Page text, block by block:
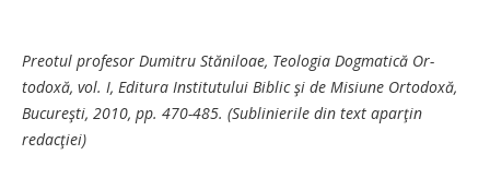
Preotul profesor Dumitru Stă­­niloae, Teologia Dogmatică Or­­
todoxă, vol. I, Editura In­sti­tu­tu­lui Biblic şi de Misiune Or­to­do­xă,
Bucureşti, 2010, pp. 470-485. (Sublinierile din text a­par­ţin
redacţiei)